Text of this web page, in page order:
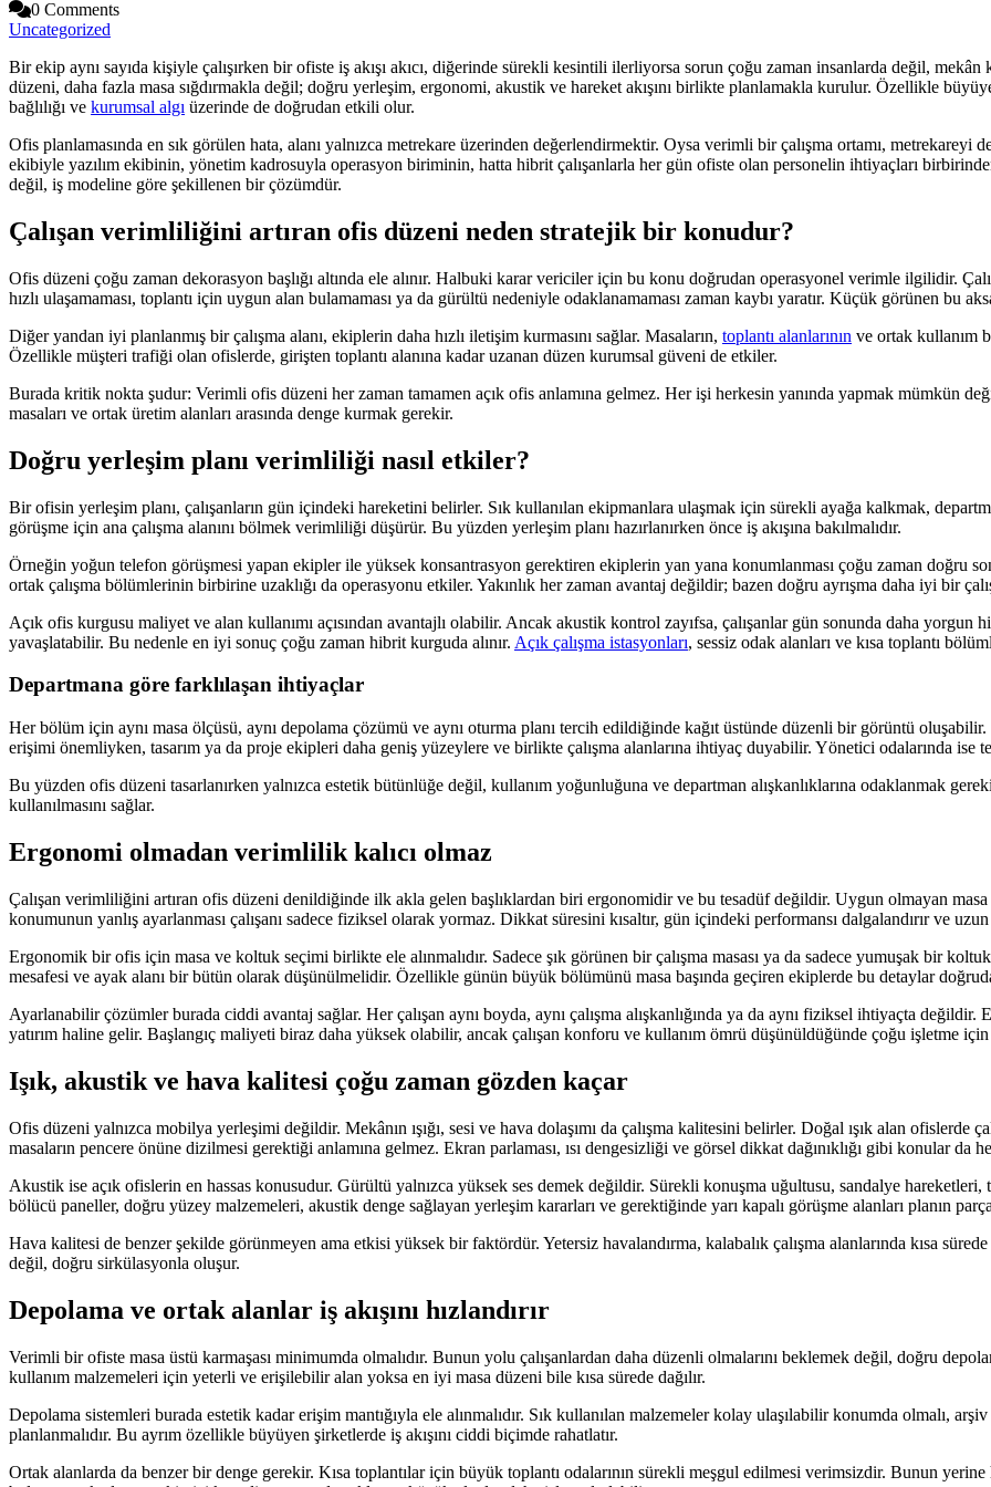
0 Comments
Uncategorized
Bir ekip aynı sayıda kişiyle çalışırken bir ofiste iş akışı akıcı, diğerinde sürekli kesintili ilerliyorsa sorun çoğu zaman insanlarda değil,
düzeni, daha fazla masa sığdırmakla değil; doğru yerleşim, ergonomi, akustik ve hareket akışını birlikte planlamakla kurulur. Özellikle
bağlılığı ve kurumsal algı üzerinde de doğrudan etkili olur.
Ofis planlamasında en sık görülen hata, alanı yalnızca metrekare üzerinden değerlendirmektir. Oysa verimli bir çalışma ortamı, metrekareyi
ekibiyle yazılım ekibinin, yönetim kadrosuyla operasyon biriminin, hatta hibrit çalışanlarla her gün ofiste olan personelin ihtiyaçları
değil, iş modeline göre şekillenen bir çözümdür.
Çalışan verimliliğini artıran ofis düzeni neden stratejik bir konudur?
Ofis düzeni çoğu zaman dekorasyon başlığı altında ele alınır. Halbuki karar vericiler için bu konu doğrudan operasyonel verimle ilgilidir.
hızlı ulaşamaması, toplantı için uygun alan bulamaması ya da gürültü nedeniyle odaklanamaması zaman kaybı yaratır. Küçük görünen bu
Diğer yandan iyi planlanmış bir çalışma alanı, ekiplerin daha hızlı iletişim kurmasını sağlar. Masaların, toplantı alanlarının ve ortak kullanım
Özellikle müşteri trafiği olan ofislerde, girişten toplantı alanına kadar uzanan düzen kurumsal güveni de etkiler.
Burada kritik nokta şudur: Verimli ofis düzeni her zaman tamamen açık ofis anlamına gelmez. Her işi herkesin yanında yapmak mümkün
masaları ve ortak üretim alanları arasında denge kurmak gerekir.
Doğru yerleşim planı verimliliği nasıl etkiler?
Bir ofisin yerleşim planı, çalışanların gün içindeki hareketini belirler. Sık kullanılan ekipmanlara ulaşmak için sürekli ayağa kalkmak,
görüşme için ana çalışma alanını bölmek verimliliği düşürür. Bu yüzden yerleşim planı hazırlanırken önce iş akışına bakılmalıdır.
Örneğin yoğun telefon görüşmesi yapan ekipler ile yüksek konsantrasyon gerektiren ekiplerin yan yana konumlanması çoğu zaman doğru
ortak çalışma bölümlerinin birbirine uzaklığı da operasyonu etkiler. Yakınlık her zaman avantaj değildir; bazen doğru ayrışma daha iyi bir
Açık ofis kurgusu maliyet ve alan kullanımı açısından avantajlı olabilir. Ancak akustik kontrol zayıfsa, çalışanlar gün sonunda daha yorgun
yavaşlatabilir. Bu nedenle en iyi sonuç çoğu zaman hibrit kurguda alınır. Açık çalışma istasyonları, sessiz odak alanları ve kısa toplantı
Departmana göre farklılaşan ihtiyaçlar
Her bölüm için aynı masa ölçüsü, aynı depolama çözümü ve aynı oturma planı tercih edildiğinde kağıt üstünde düzenli bir görüntü oluşabilir.
erişimi önemliyken, tasarım ya da proje ekipleri daha geniş yüzeylere ve birlikte çalışma alanlarına ihtiyaç duyabilir. Yönetici odalarında ise
Bu yüzden ofis düzeni tasarlanırken yalnızca estetik bütünlüğe değil, kullanım yoğunluğuna ve departman alışkanlıklarına odaklanmak
kullanılmasını sağlar.
Ergonomi olmadan verimlilik kalıcı olmaz
Çalışan verimliliğini artıran ofis düzeni denildiğinde ilk akla gelen başlıklardan biri ergonomidir ve bu tesadüf değildir. Uygun olmayan
konumunun yanlış ayarlanması çalışanı sadece fiziksel olarak yormaz. Dikkat süresini kısaltır, gün içindeki performansı dalgalandırır ve
Ergonomik bir ofis için masa ve koltuk seçimi birlikte ele alınmalıdır. Sadece şık görünen bir çalışma masası ya da sadece yumuşak bir
mesafesi ve ayak alanı bir bütün olarak düşünülmelidir. Özellikle günün büyük bölümünü masa başında geçiren ekiplerde bu detaylar
Ayarlanabilir çözümler burada ciddi avantaj sağlar. Her çalışan aynı boyda, aynı çalışma alışkanlığında ya da aynı fiziksel ihtiyaçta
yatırım haline gelir. Başlangıç maliyeti biraz daha yüksek olabilir, ancak çalışan konforu ve kullanım ömrü düşünüldüğünde çoğu işletme için
Işık, akustik ve hava kalitesi çoğu zaman gözden kaçar
Ofis düzeni yalnızca mobilya yerleşimi değildir. Mekânın ışığı, sesi ve hava dolaşımı da çalışma kalitesini belirler. Doğal ışık alan ofislerde
masaların pencere önüne dizilmesi gerektiği anlamına gelmez. Ekran parlaması, ısı dengesizliği ve görsel dikkat dağınıklığı gibi konular da
Akustik ise açık ofislerin en hassas konusudur. Gürültü yalnızca yüksek ses demek değildir. Sürekli konuşma uğultusu, sandalye
bölücü paneller, doğru yüzey malzemeleri, akustik denge sağlayan yerleşim kararları ve gerektiğinde yarı kapalı görüşme alanları planın
Hava kalitesi de benzer şekilde görünmeyen ama etkisi yüksek bir faktördür. Yetersiz havalandırma, kalabalık çalışma alanlarında kısa
değil, doğru sirkülasyonla oluşur.
Depolama ve ortak alanlar iş akışını hızlandırır
Verimli bir ofiste masa üstü karmaşası minimumda olmalıdır. Bunun yolu çalışanlardan daha düzenli olmalarını beklemek değil, doğru
kullanım malzemeleri için yeterli ve erişilebilir alan yoksa en iyi masa düzeni bile kısa sürede dağılır.
Depolama sistemleri burada estetik kadar erişim mantığıyla ele alınmalıdır. Sık kullanılan malzemeler kolay ulaşılabilir konumda olmalı,
planlanmalıdır. Bu ayrım özellikle büyüyen şirketlerde iş akışını ciddi biçimde rahatlatır.
Ortak alanlarda da benzer bir denge gerekir. Kısa toplantılar için büyük toplantı odalarının sürekli meşgul edilmesi verimsizdir. Bunun yerine